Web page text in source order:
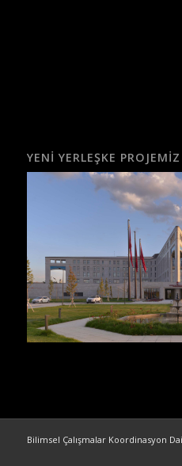
YENI YERLEŞKE PROJEMIZ
Bilimsel Çalışmalar Koordinasyon